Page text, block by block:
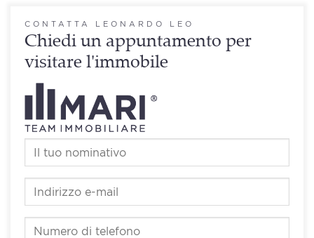
CONTATTA LEONARDO LEO
Chiedi un appuntamento per
visitare l'immobile